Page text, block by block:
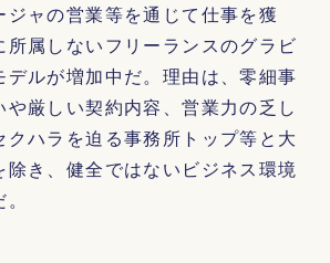
ジャの営業等を通じて仕事を獲
所属しないフリーランスのグラビ
デルが増加中だ。理由は、零細事
厳しい契約内容、営業力の乏し
クハラを迫る事務所トップ等と大
き、健全ではないビジネス環境